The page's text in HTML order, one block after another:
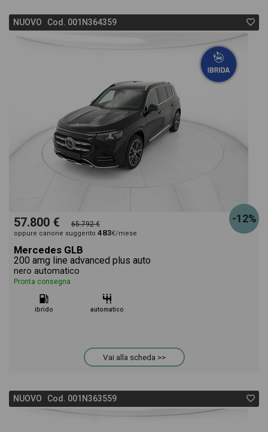
NUOVO Cod. 001N364359
-12%
57.800 € 65.792 €
oppure canone suggerito 483€/mese
Mercedes GLB
200 amg line advanced plus auto
nero automatico
Pronta consegna
ibrido automatico
Vai alla scheda >>
NUOVO Cod. 001N363559